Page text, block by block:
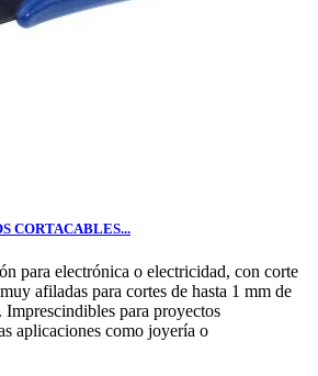
CORTACABLES...
para electrónica o electricidad, con corte
afiladas para cortes de hasta 1 mm de
Imprescindibles para proyectos
aplicaciones como joyería o